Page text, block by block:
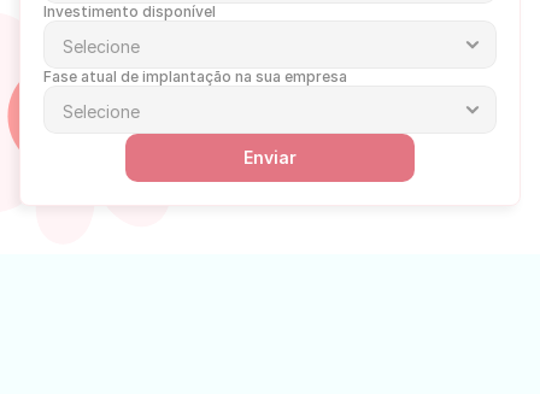
Investimento disponível
Fase atual de implantação na sua empresa
Enviar